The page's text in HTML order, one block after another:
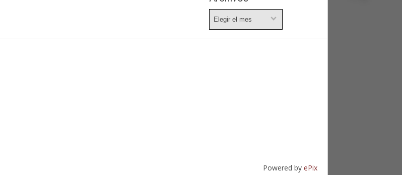
Powered by ePix